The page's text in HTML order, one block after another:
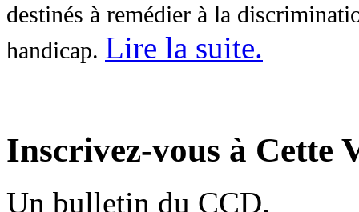
destinés à remédier à la
handicap. Lire la suite.
Inscrivez-vous à Cette
Un bulletin du CCD.